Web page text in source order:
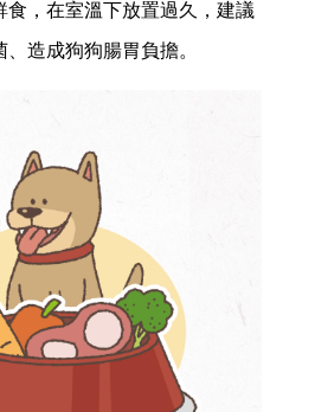
食，在室溫下放置過久，建議
造成狗狗腸胃負擔。